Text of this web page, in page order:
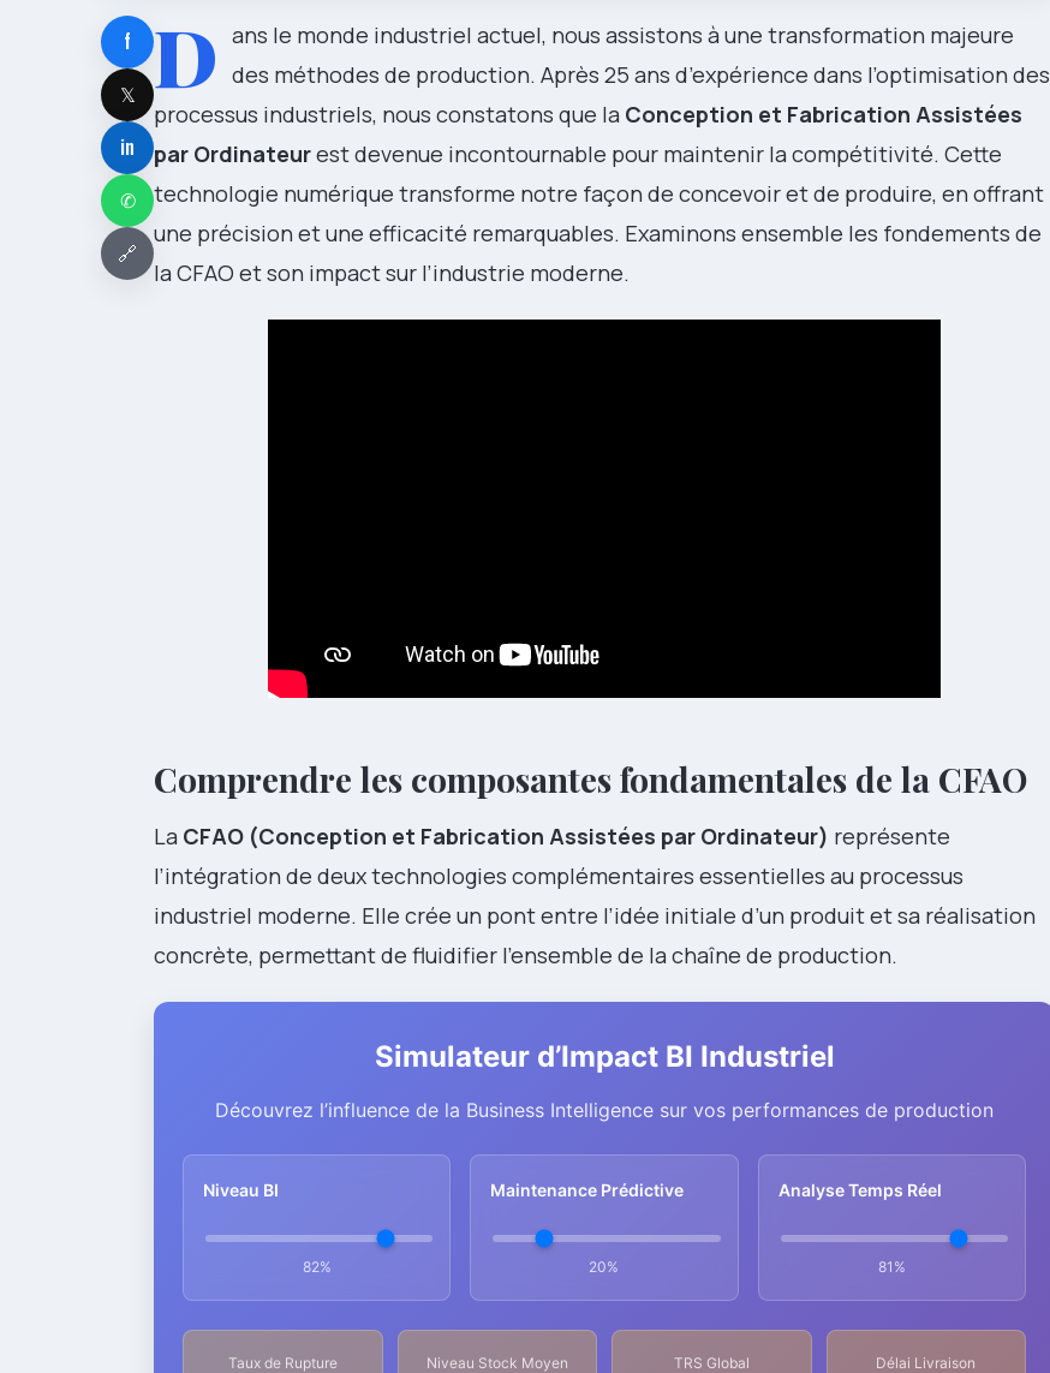
f
𝕏
in
✆
🔗
D ans le monde industriel actuel, nous assistons à une transformation majeure
des méthodes de production. Après 25 ans d’expérience dans l’optimisation des
processus industriels, nous constatons que la Conception et Fabrication Assistées
par Ordinateurest devenue incontournable pour maintenir la compétitivité. Cette
technologie numérique transforme notre façon de concevoir et de produire, en offrant
une précision et une efficacité remarquables. Examinons ensemble les fondements de
la CFAO et son impact sur l’industrie moderne.
Comprendre les composantes fondamentales de la CFAO
La CFAO (Conception et Fabrication Assistées par Ordinateur) représente
l’intégration de deux technologies complémentaires essentielles au processus
industriel moderne. Elle crée un pont entre l’idée initiale d’un produit et sa réalisation
concrète, permettant de fluidifier l’ensemble de la chaîne de production.
Simulateur d’Impact BI Industriel
Découvrez l’influence de la Business Intelligence sur vos performances de production
Niveau BI
82%
Maintenance Prédictive
20%
Analyse Temps Réel
81%
Taux de Rupture Niveau Stock Moyen TRS Global Délai Livraison